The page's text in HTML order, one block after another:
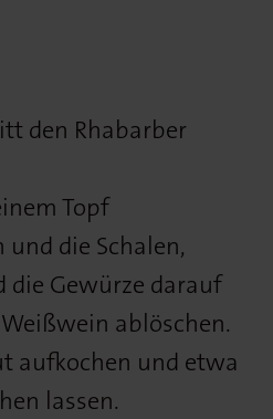
den Rhabarber
Topf
die Schalen,
die Gewürze darauf
ablöschen.
aufkochen und etwa
lassen.